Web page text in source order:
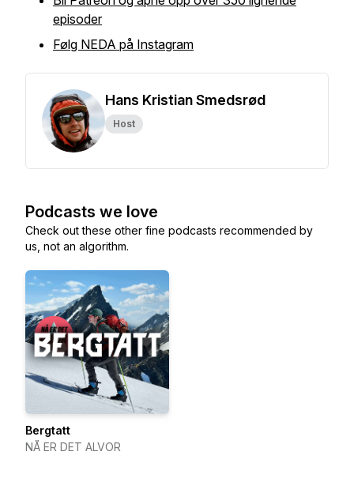
episoder
Følg NEDA på Instagram
Hans Kristian Smedsrød
Host
Podcasts we love
Check out these other fine podcasts recommended by
us, not an algorithm.
Bergtatt
NÅ ER DET ALVOR